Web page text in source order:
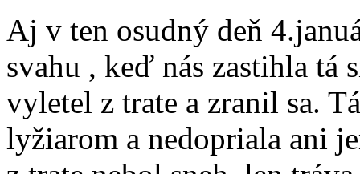
Aj v ten osudný deň
svahu , keď nás zastihla tá
vyletel z trate a zranil sa.
lyžiarom a nedopriala ani